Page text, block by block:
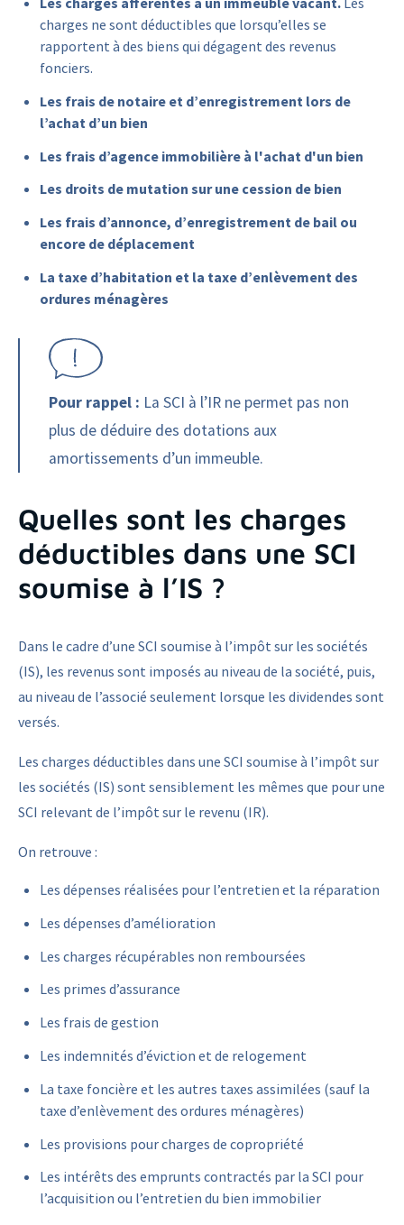
charges ne sont déductibles que lorsqu’elles se
rapportent à des biens qui dégagent des revenus
fonciers.
Les frais de notaire et d’enregistrement lors de
l’achat d’un bien
Les frais d’agence immobilière à l'achat d'un bien
Les droits de mutation sur une cession de bien
Les frais d’annonce, d’enregistrement de bail ou
encore de déplacement
La taxe d’habitation et la taxe d’enlèvement des
ordures ménagères
Pour rappel : La SCI à l’IR ne permet pas non
plus de déduire des dotations aux
amortissements d’un immeuble.
Quelles sont les charges
déductibles dans une SCI
soumise à l’IS ?
Dans le cadre d’une SCI soumise à l’impôt sur les sociétés
(IS), les revenus sont imposés au niveau de la société, puis,
au niveau de l’associé seulement lorsque les dividendes sont
versés.
Les charges déductibles dans une SCI soumise à l’impôt sur
les sociétés (IS) sont sensiblement les mêmes que pour une
SCI relevant de l’impôt sur le revenu (IR).
On retrouve :
Les dépenses réalisées pour l’entretien et la réparation
Les dépenses d’amélioration
Les charges récupérables non remboursées
Les primes d’assurance
Les frais de gestion
Les indemnités d’éviction et de relogement
La taxe foncière et les autres taxes assimilées (sauf la
taxe d’enlèvement des ordures ménagères)
Les provisions pour charges de copropriété
Les intérêts des emprunts contractés par la SCI pour
l’acquisition ou l’entretien du bien immobilier